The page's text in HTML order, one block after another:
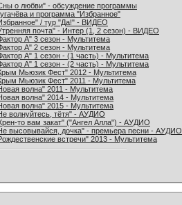
о любви" - обсуждение программы
и программа "Избранное"
/ тур "Да!" - ВИДЕО
почта" - Интер (1, 2 сезон) - ВИДЕО
А" 3 сезон - Мультитема
А" 2 сезон - Мультитема
А" 1 сезон - (1 часть) - Мультитема
А" 1 сезон - (2 часть) - Мультитема
Мьюзик Фест" 2012 - Мультитема
Мьюзик Фест" 2011 - Мультитема
волна" 2011 - Мультитема
волна" 2014 - Мультитема
волна" 2015 - Мультитема
волнуйтесь, тётя" - АУДИО
то вам закат" ("Ангел Алла") - АУДИО
высовывайся, дочка" - премьера песни - АУДИО
встречи" 2013 - Мультитема